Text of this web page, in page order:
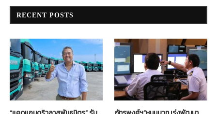
RECENT POSTS